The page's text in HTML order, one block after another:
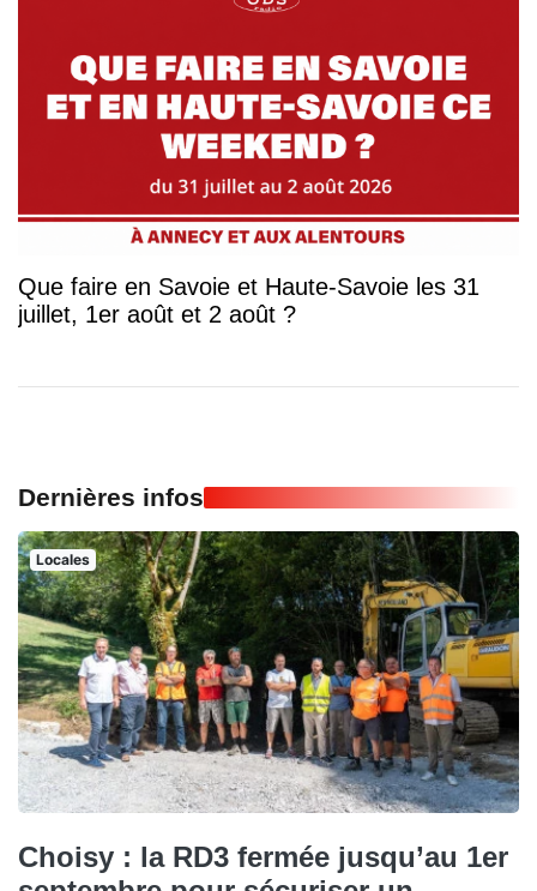
Que faire en Savoie et Haute-Savoie les 31
juillet, 1er août et 2 août ?
Dernières infos
Locales
Choisy : la RD3 fermée jusqu’au 1er